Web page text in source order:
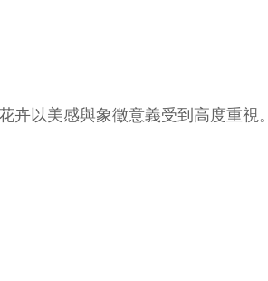
卉以美感與象徵意義受到高度重視。